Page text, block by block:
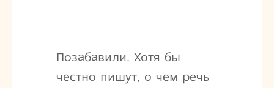
Позабавили. Хотя бы
честно пишут, о чем речь